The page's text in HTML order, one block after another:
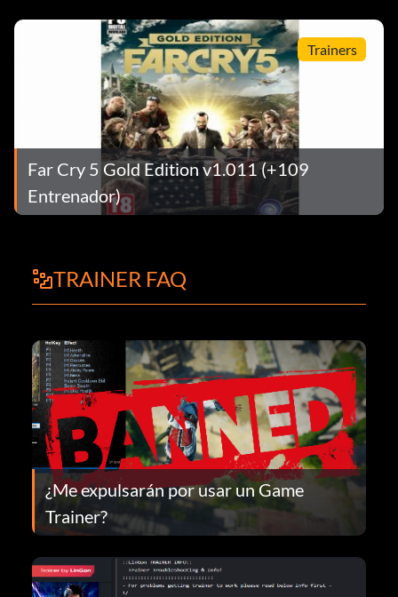
Trainers
Far Cry 5 Gold Edition v1.011 (+109
Entrenador)
TRAINER FAQ
¿Me expulsarán por usar un Game
Trainer?